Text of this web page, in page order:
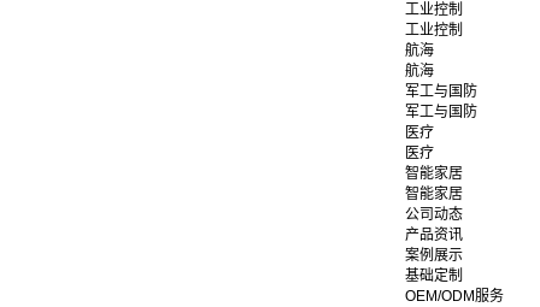
工业控制
工业控制
航海
航海
军工与国防
军工与国防
医疗
医疗
智能家居
智能家居
公司动态
产品资讯
案例展示
基础定制
OEM/ODM服务